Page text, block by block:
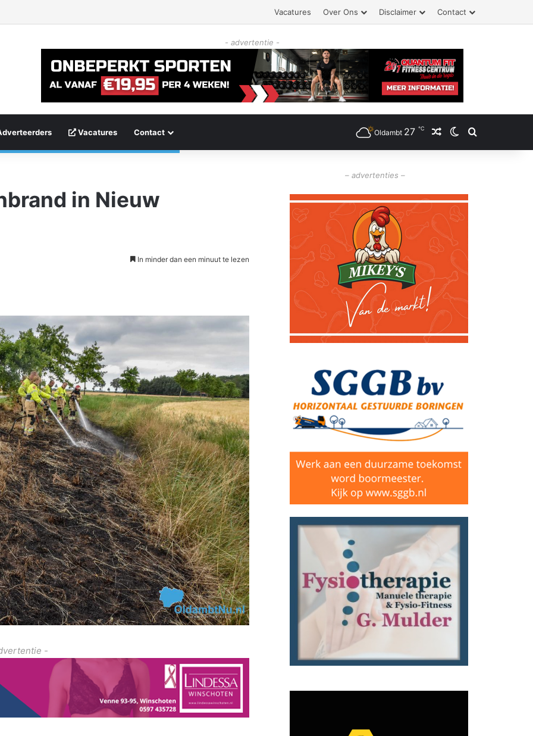
Vacatures Over Ons Disclaimer Contact
- advertentie -
Vacatures Contact Oldambt 27 ℃ Willekeurig artikel
Switch skin
Zoeken
in Nieuw
In minder dan een minuut te lezen
-
– advertenties –